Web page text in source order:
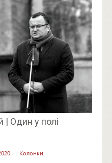
| Один у полі
Колонки